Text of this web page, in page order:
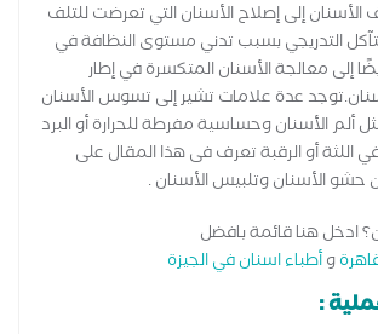
إلى إصلاح الأسنان التي تعرضت للتلف
التدريجي بسبب تدني مستوى النظافة في
إلى معالجة الأسنان المتكسرة في إطار
عدة علامات تشير إلى تسوس الأسنان
ألم الأسنان وحساسية مفرطة للحرارة أو البرد
اللثة أو الرقبة تعرف فى هذا المقال على
الأسنان وتلبيس الأسنان .
ادخل هنا قائمة بافضل
وأطباء اسنان في الجيزة
: